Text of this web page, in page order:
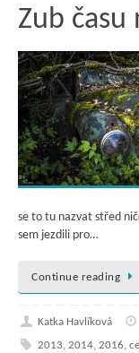
Zub času
se to tu nazvat střed
sem jezdili pro…
Continue reading
Katka Havlíková
2013, 2014, 2016,